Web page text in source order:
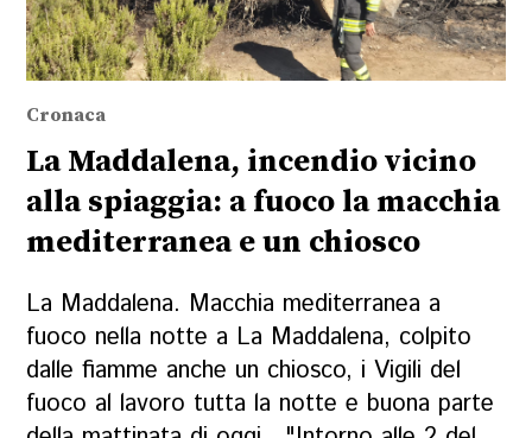
Cronaca
La Maddalena, incendio vicino
alla spiaggia: a fuoco la macchia
mediterranea e un chiosco
La Maddalena. Macchia mediterranea a
fuoco nella notte a La Maddalena, colpito
dalle fiamme anche un chiosco, i Vigili del
fuoco al lavoro tutta la notte e buona parte